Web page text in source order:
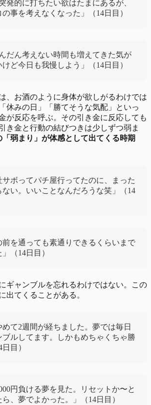
発的に打ちたい欲はたまにあるが、
事を考えなくなった」（14日目）
だん考えない時間も増えてきた気が
ど今日も我慢しよう」（14日目）
、お酒のように身体が欲しがるわけでは
休みの日」「勝てそうな気配」といっ
が反応を呼ぶ。その引き金に反応しても
き金と行動の結びつきは少しずつ弱ま
「弱まり」が体感として出てくる時期
サボってパチ屋行ってたのに、まった
ない。いいことなんだろうな笑」（14
前を通っても素通りできるくらいまで
（14日目）
ギャンブルを忘れるわけではない。この
出てくることがある。
めて2週間が経ちました。夢では毎日
ルしてます。しかもめちゃくちゃ勝
目）
円負ける夢を見た。リセットか〜と
、夢でよかった。」（14日目）